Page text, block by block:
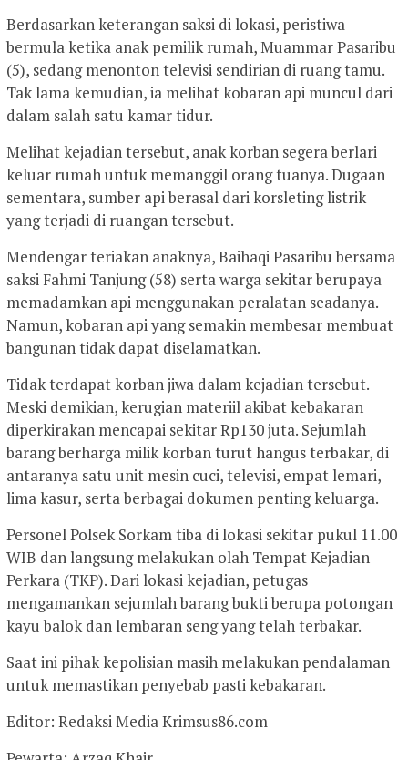
Berdasarkan keterangan saksi di lokasi, peristiwa
bermula ketika anak pemilik rumah, Muammar Pasaribu
(5), sedang menonton televisi sendirian di ruang tamu.
Tak lama kemudian, ia melihat kobaran api muncul dari
dalam salah satu kamar tidur.
Melihat kejadian tersebut, anak korban segera berlari
keluar rumah untuk memanggil orang tuanya. Dugaan
sementara, sumber api berasal dari korsleting listrik
yang terjadi di ruangan tersebut.
Mendengar teriakan anaknya, Baihaqi Pasaribu bersama
saksi Fahmi Tanjung (58) serta warga sekitar berupaya
memadamkan api menggunakan peralatan seadanya.
Namun, kobaran api yang semakin membesar membuat
bangunan tidak dapat diselamatkan.
Tidak terdapat korban jiwa dalam kejadian tersebut.
Meski demikian, kerugian materiil akibat kebakaran
diperkirakan mencapai sekitar Rp130 juta. Sejumlah
barang berharga milik korban turut hangus terbakar, di
antaranya satu unit mesin cuci, televisi, empat lemari,
lima kasur, serta berbagai dokumen penting keluarga.
Personel Polsek Sorkam tiba di lokasi sekitar pukul 11.00
WIB dan langsung melakukan olah Tempat Kejadian
Perkara (TKP). Dari lokasi kejadian, petugas
mengamankan sejumlah barang bukti berupa potongan
kayu balok dan lembaran seng yang telah terbakar.
Saat ini pihak kepolisian masih melakukan pendalaman
untuk memastikan penyebab pasti kebakaran.
Editor: Redaksi Media Krimsus86.com